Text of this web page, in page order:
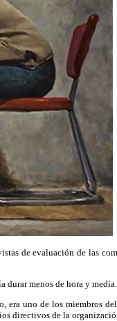
de evaluación de las
durar menos de hora y media.
era uno de los miembros
directivos de la